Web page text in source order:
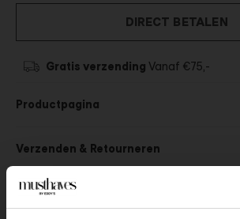
DIRECT BETALEN
Gratis verzending Vanaf €75,-
Productpagina
Verzenden & Retourneren